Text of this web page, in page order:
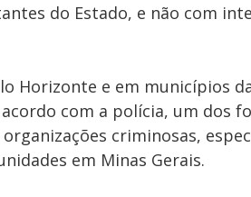
do Estado, e não com
Horizonte e em municípios
com a polícia, um dos
criminosas,
em Minas Gerais.